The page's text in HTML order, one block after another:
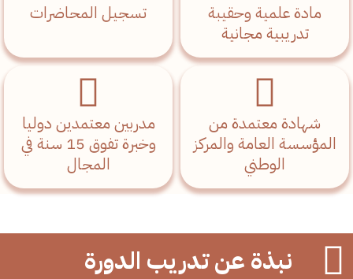
مادة علمية وحقيبة
تدريبية مجانية
تسجيل المحاضرات
شهادة معتمدة من
المؤسسة العامة والمركز
الوطني
مدربين معتمدين دوليا
وخبرة تفوق 15 سنة في
المجال
نبذة عن تدريب الدورة